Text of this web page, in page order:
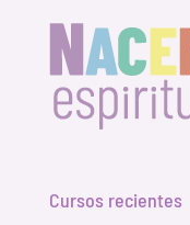
Cursos recientes